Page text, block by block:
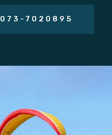
073-7020895